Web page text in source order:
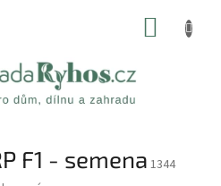
F1 - semena 1344